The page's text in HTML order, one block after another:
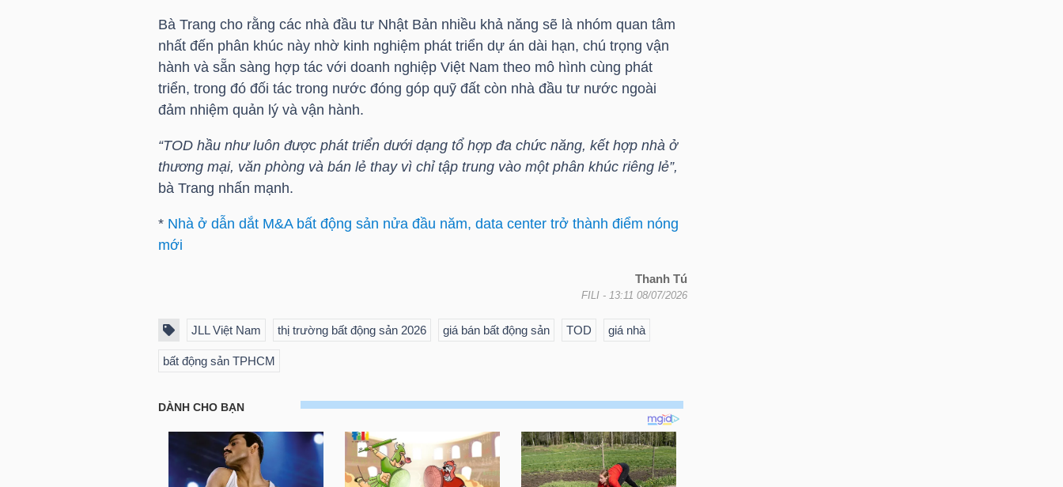
Bà Trang cho rằng các nhà đầu tư Nhật Bản nhiều khả năng sẽ là nhóm quan tâm
nhất đến phân khúc này nhờ kinh nghiệm phát triển dự án dài hạn, chú trọng vận
hành và sẵn sàng hợp tác với doanh nghiệp Việt Nam theo mô hình cùng phát
triển, trong đó đối tác trong nước đóng góp quỹ đất còn nhà đầu tư nước ngoài
đảm nhiệm quản lý và vận hành.
“TOD hầu như luôn được phát triển dưới dạng tổ hợp đa chức năng, kết hợp nhà ở
thương mại, văn phòng và bán lẻ thay vì chỉ tập trung vào một phân khúc riêng lẻ”,
bà Trang nhấn mạnh.
* Nhà ở dẫn dắt M&A bất động sản nửa đầu năm, data center trở thành điểm nóng
mới
Thanh Tú
FILI - 13:11 08/07/2026
JLL Việt Nam thị trường bất động sản 2026 giá bán bất động sản TOD giá nhà
bất động sản TPHCM